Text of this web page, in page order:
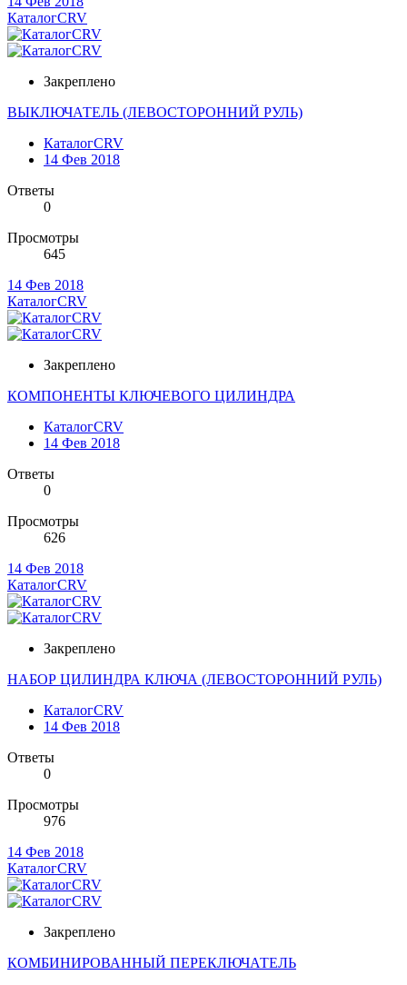
КаталогCRV
Закреплено
ВЫКЛЮЧАТЕЛЬ (ЛЕВОСТОРОННИЙ РУЛЬ)
КаталогCRV
14 Фев 2018
Ответы
0
Просмотры
645
14 Фев 2018
КаталогCRV
Закреплено
КОМПОНЕНТЫ КЛЮЧЕВОГО ЦИЛИНДРА
КаталогCRV
14 Фев 2018
Ответы
0
Просмотры
626
14 Фев 2018
КаталогCRV
Закреплено
НАБОР ЦИЛИНДРА КЛЮЧА (ЛЕВОСТОРОННИЙ РУЛЬ)
КаталогCRV
14 Фев 2018
Ответы
0
Просмотры
976
14 Фев 2018
КаталогCRV
Закреплено
КОМБИНИРОВАННЫЙ ПЕРЕКЛЮЧАТЕЛЬ